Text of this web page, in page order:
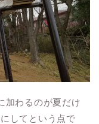
加わるのが夏だけ
してという点で